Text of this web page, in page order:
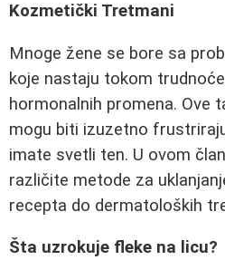
Kozmetički Tretmani
Mnoge žene se bore sa
koje nastaju tokom
hormonalnih promena. Ove
mogu biti izuzetno
imate svetli ten. U ovom
različite metode za
recepta do dermatoloških
Šta uzrokuje fleke na licu?